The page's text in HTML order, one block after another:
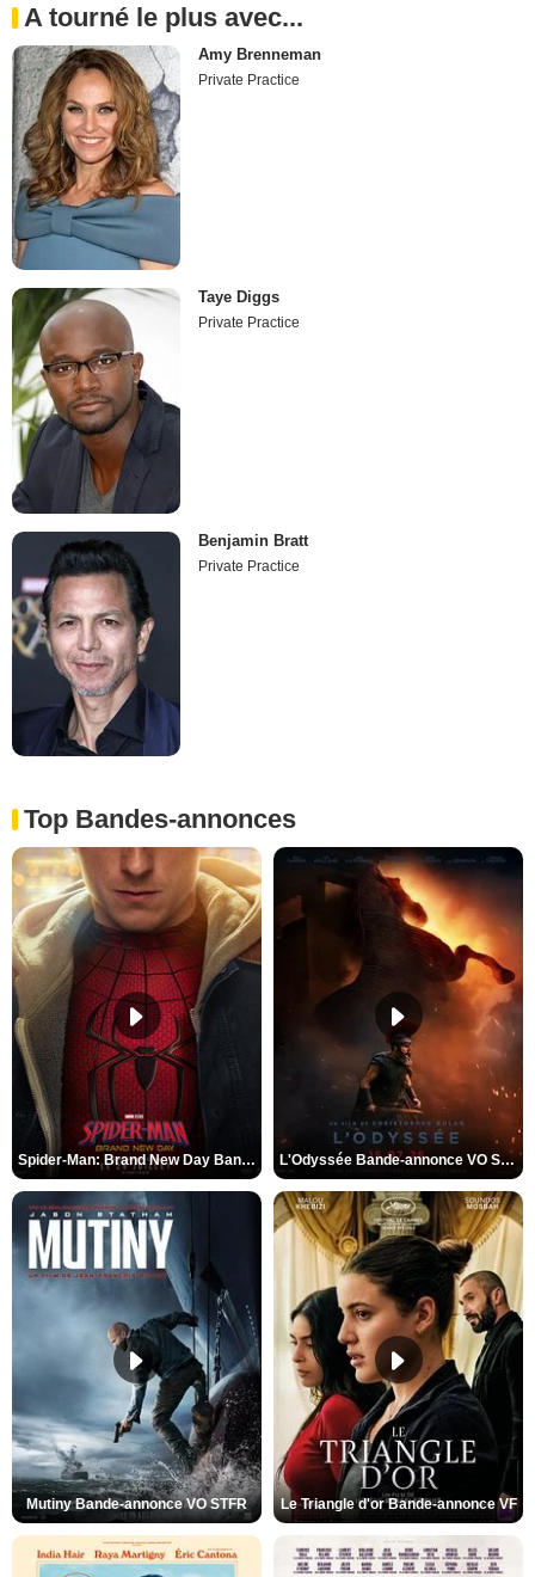
A tourné le plus avec...
Amy Brenneman
Private Practice
Taye Diggs
Private Practice
Benjamin Bratt
Private Practice
Top Bandes-annonces
Spider-Man: Brand New Day Bande-annonce VO STFR L'Odyssée Bande-annonce VO STFR
Mutiny Bande-annonce VO STFR Le Triangle d'or Bande-annonce VF